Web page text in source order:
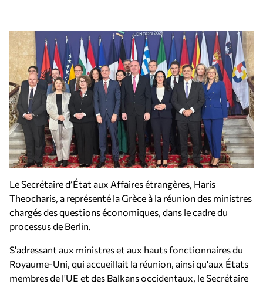
Le Secrétaire d’État aux Affaires étrangères, Haris
Theocharis, a représenté la Grèce à la réunion des ministres
chargés des questions économiques, dans le cadre du
processus de Berlin.
S'adressant aux ministres et aux hauts fonctionnaires du
Royaume-Uni, qui accueillait la réunion, ainsi qu'aux États
membres de l'UE et des Balkans occidentaux, le Secrétaire